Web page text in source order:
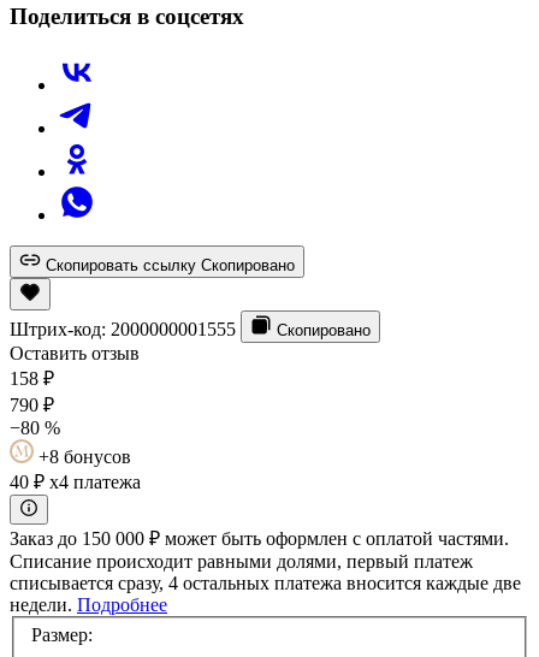
Поделиться в соцсетях
Скопировать ссылку Скопировано
Штрих-код: 2000000001555 Скопировано
Оставить отзыв
158 ₽
790 ₽
−80 %
+8 бонусов
40 ₽ x4 платежа
Заказ до 150 000 ₽ может быть оформлен с оплатой частями.
Списание происходит равными долями, первый платеж
списывается сразу, 4 остальных платежа вносится каждые две
недели. Подробнее
Размер: